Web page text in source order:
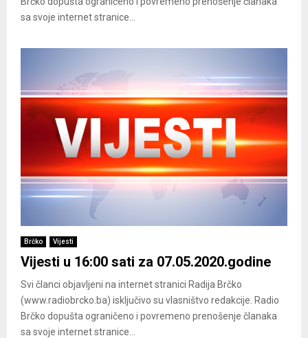
sa svoje internet stranice...
Brčko Vijesti
Vijesti u 16:00 sati za 07.05.2020.godine
Svi članci objavljeni na internet stranici Radija Brčko
(www.radiobrcko.ba) isključivo su vlasništvo redakcije. Radio
Brčko dopušta ograničeno i povremeno prenošenje članaka
sa svoje internet stranice...